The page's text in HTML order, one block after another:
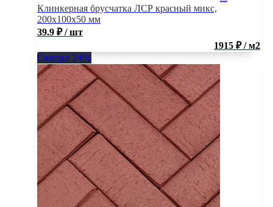
Клинкерная брусчатка ЛСР красный микс,
200x100x50 мм
39.9 ₽ / шт
1915 ₽ / м2
Скидка 24%